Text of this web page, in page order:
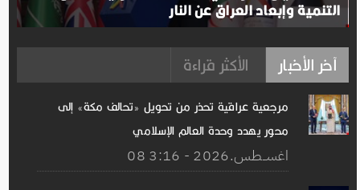
التنمية وإبعاد العراق عن النار
آخر الأخبار الأكثر قراءة
مرجعية عراقية تحذر من تحويل «تحالف مكة» إلى
محور يهدد وحدة العالم الإسلامي
08 اغســطس.2026 - 3:16